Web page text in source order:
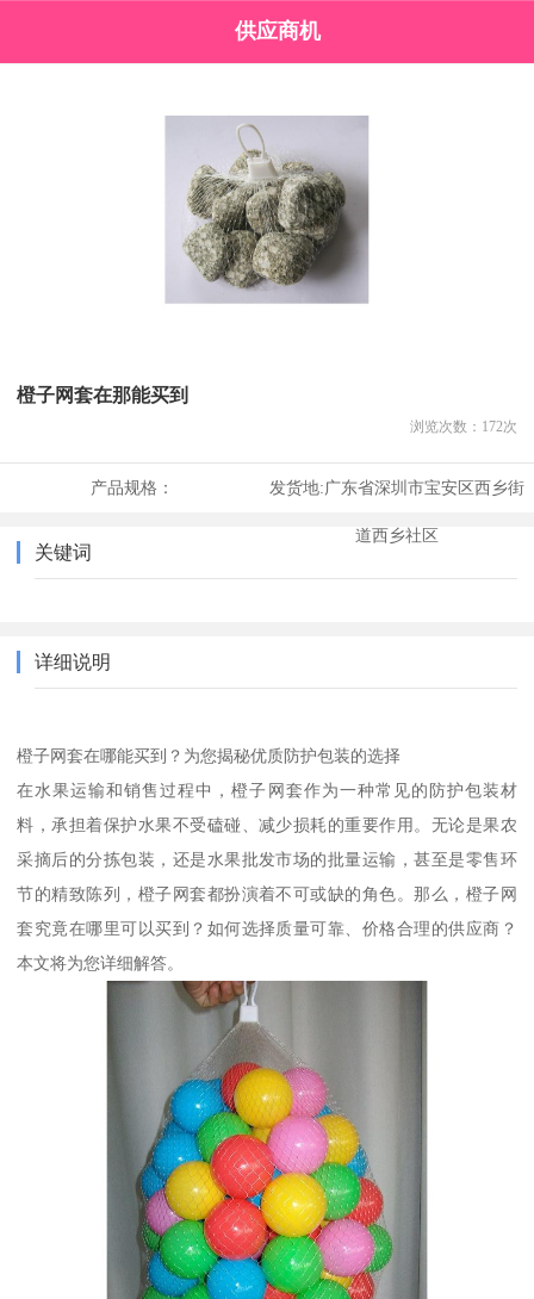
供应商机
橙子网套在那能买到
浏览次数： 172次
产品规格： 发货地:广东省深圳市宝安区西乡街
道西乡社区
关键词
详细说明
橙子网套在哪能买到？为您揭秘优质防护包装的选择
在水果运输和销售过程中，橙子网套作为一种常见的防护包装材
料，承担着保护水果不受磕碰、减少损耗的重要作用。无论是果农
采摘后的分拣包装，还是水果批发市场的批量运输，甚至是零售环
节的精致陈列，橙子网套都扮演着不可或缺的角色。那么，橙子网
套究竟在哪里可以买到？如何选择质量可靠、价格合理的供应商？
本文将为您详细解答。